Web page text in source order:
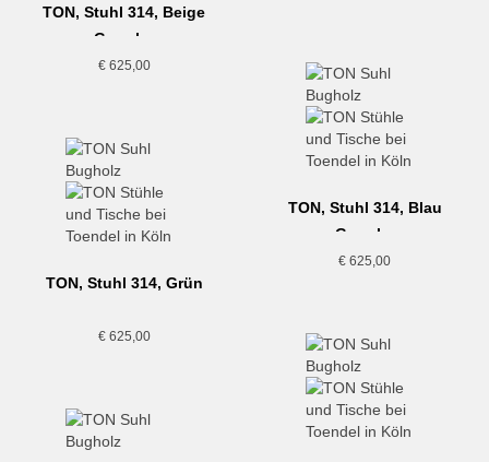
TON, Stuhl 314, Beige
Gewebe
€625,00
TON, Stuhl 314, Blau
Gewebe
€ 625,00
TON, Stuhl 314, Grün
€625,00